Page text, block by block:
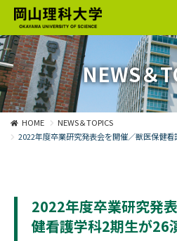
NEWS＆
HOME
NEWS＆TOPICS
2022年度卒業研究発表会を開催／獣医保健
2022年度卒業研究発
健看護学科2期生が26